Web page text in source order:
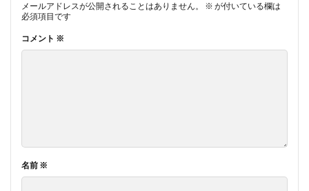
メールアドレスが公開されることはありません。 ※ が付いている欄は
必須項目です
コメント ※
名前 ※